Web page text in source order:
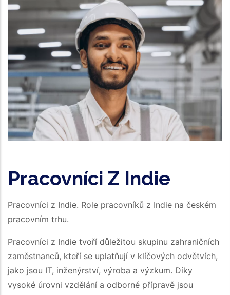
Pracovníci Z Indie
Pracovníci z Indie. Role pracovníků z Indie na českém
pracovním trhu.
Pracovníci z Indie tvoří důležitou skupinu zahraničních
zaměstnanců, kteří se uplatňují v klíčových odvětvích,
jako jsou IT, inženýrství, výroba a výzkum. Díky
vysoké úrovni vzdělání a odborné přípravě jsou